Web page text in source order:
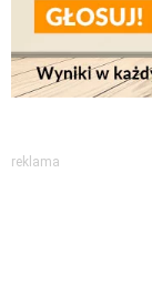
reklama